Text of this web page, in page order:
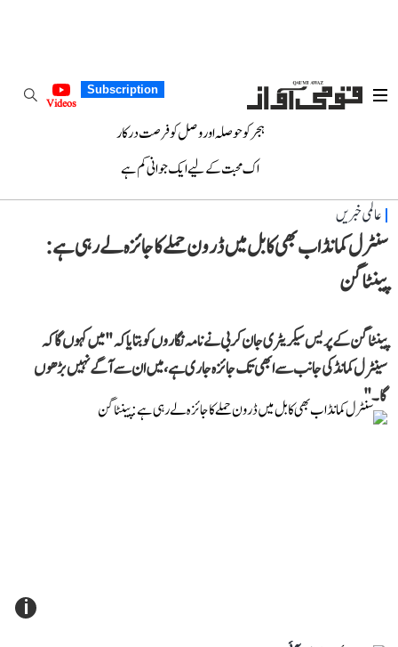
Subscription
Videos
ہجر کو حوصلہ اور وصل کو فرصت درکار
اک محبت کے لیے ایک جوانی کم ہے
عالمی خبریں
سنٹرل کمانڈ اب بھی کابل میں ڈرون حملے کا جائزہ لے رہی ہے:
پینٹاگن
پینٹاگن کے پریس سیکریٹری جان کربی نے نامہ نگاروں کو بتایا کہ "میں کہوں گا کہ
سینٹرل کمانڈ کی جانب سے ابھی تک جائزہ جاری ہے، میں ان سے آگے نہیں بڑھوں
گا۔"
i